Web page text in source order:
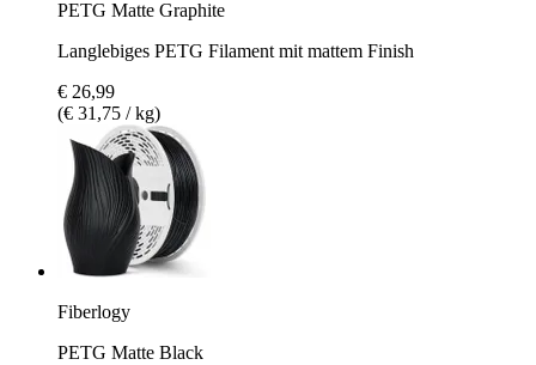
PETG Matte Graphite
Langlebiges PETG Filament mit mattem Finish
€ 26,99
(€ 31,75 / kg)
Fiberlogy
PETG Matte Black